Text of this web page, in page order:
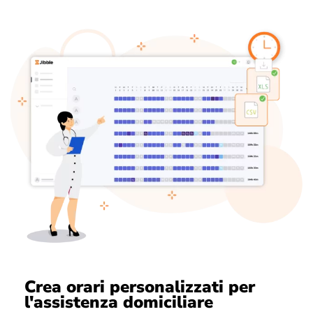
Crea orari personalizzati per
l'assistenza domiciliare